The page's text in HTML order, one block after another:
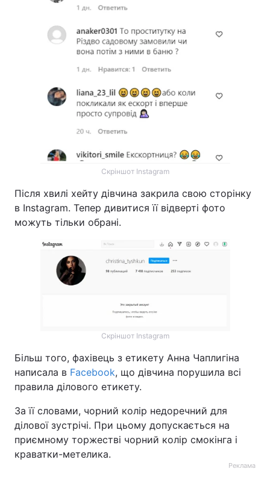
Скріншот Instagram
Після хвилі хейту дівчина закрила свою сторінку
в Instagram. Тепер дивитися її відверті фото
можуть тільки обрані.
Скріншот Instagram
Більш того, фахівець з етикету Анна Чаплигіна
написала в Facebook, що дівчина порушила всі
правила ділового етикету.
За її словами, чорний колір недоречний для
ділової зустрічі. При цьому допускається на
приємному торжестві чорний колір смокінга і
краватки-метелика.
Реклама